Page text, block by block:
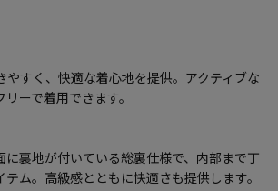
やすく、快適な着心地を提供。アクティブな
ーで着用できます。
に裏地が付いている総裏仕様で、内部まで丁
ム。高級感とともに快適さも提供します。